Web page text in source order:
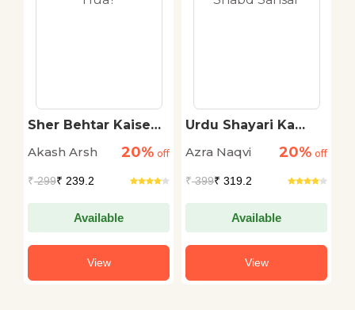
Sher Behtar Kaise
Akash Arsh
20% off
₹299₹ 239.2
Available
View
Urdu Shayari Ka
Azra Naqvi
20% off
₹399₹ 319.2
Available
View